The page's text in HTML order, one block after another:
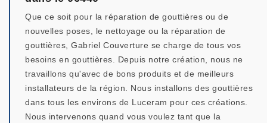
Que ce soit pour la réparation de gouttières ou de
nouvelles poses, le nettoyage ou la réparation de
gouttières, Gabriel Couverture se charge de tous vos
besoins en gouttières. Depuis notre création, nous ne
travaillons qu'avec de bons produits et de meilleurs
installateurs de la région. Nous installons des gouttières
dans tous les environs de Luceram pour ces créations.
Nous intervenons quand vous voulez tant que la